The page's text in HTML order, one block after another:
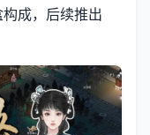
成，后续推出